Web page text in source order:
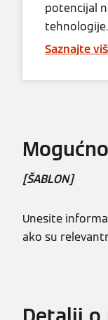
potencijal
tehnologije.
Saznajte
[ŠABLON]
Unesite
ako su